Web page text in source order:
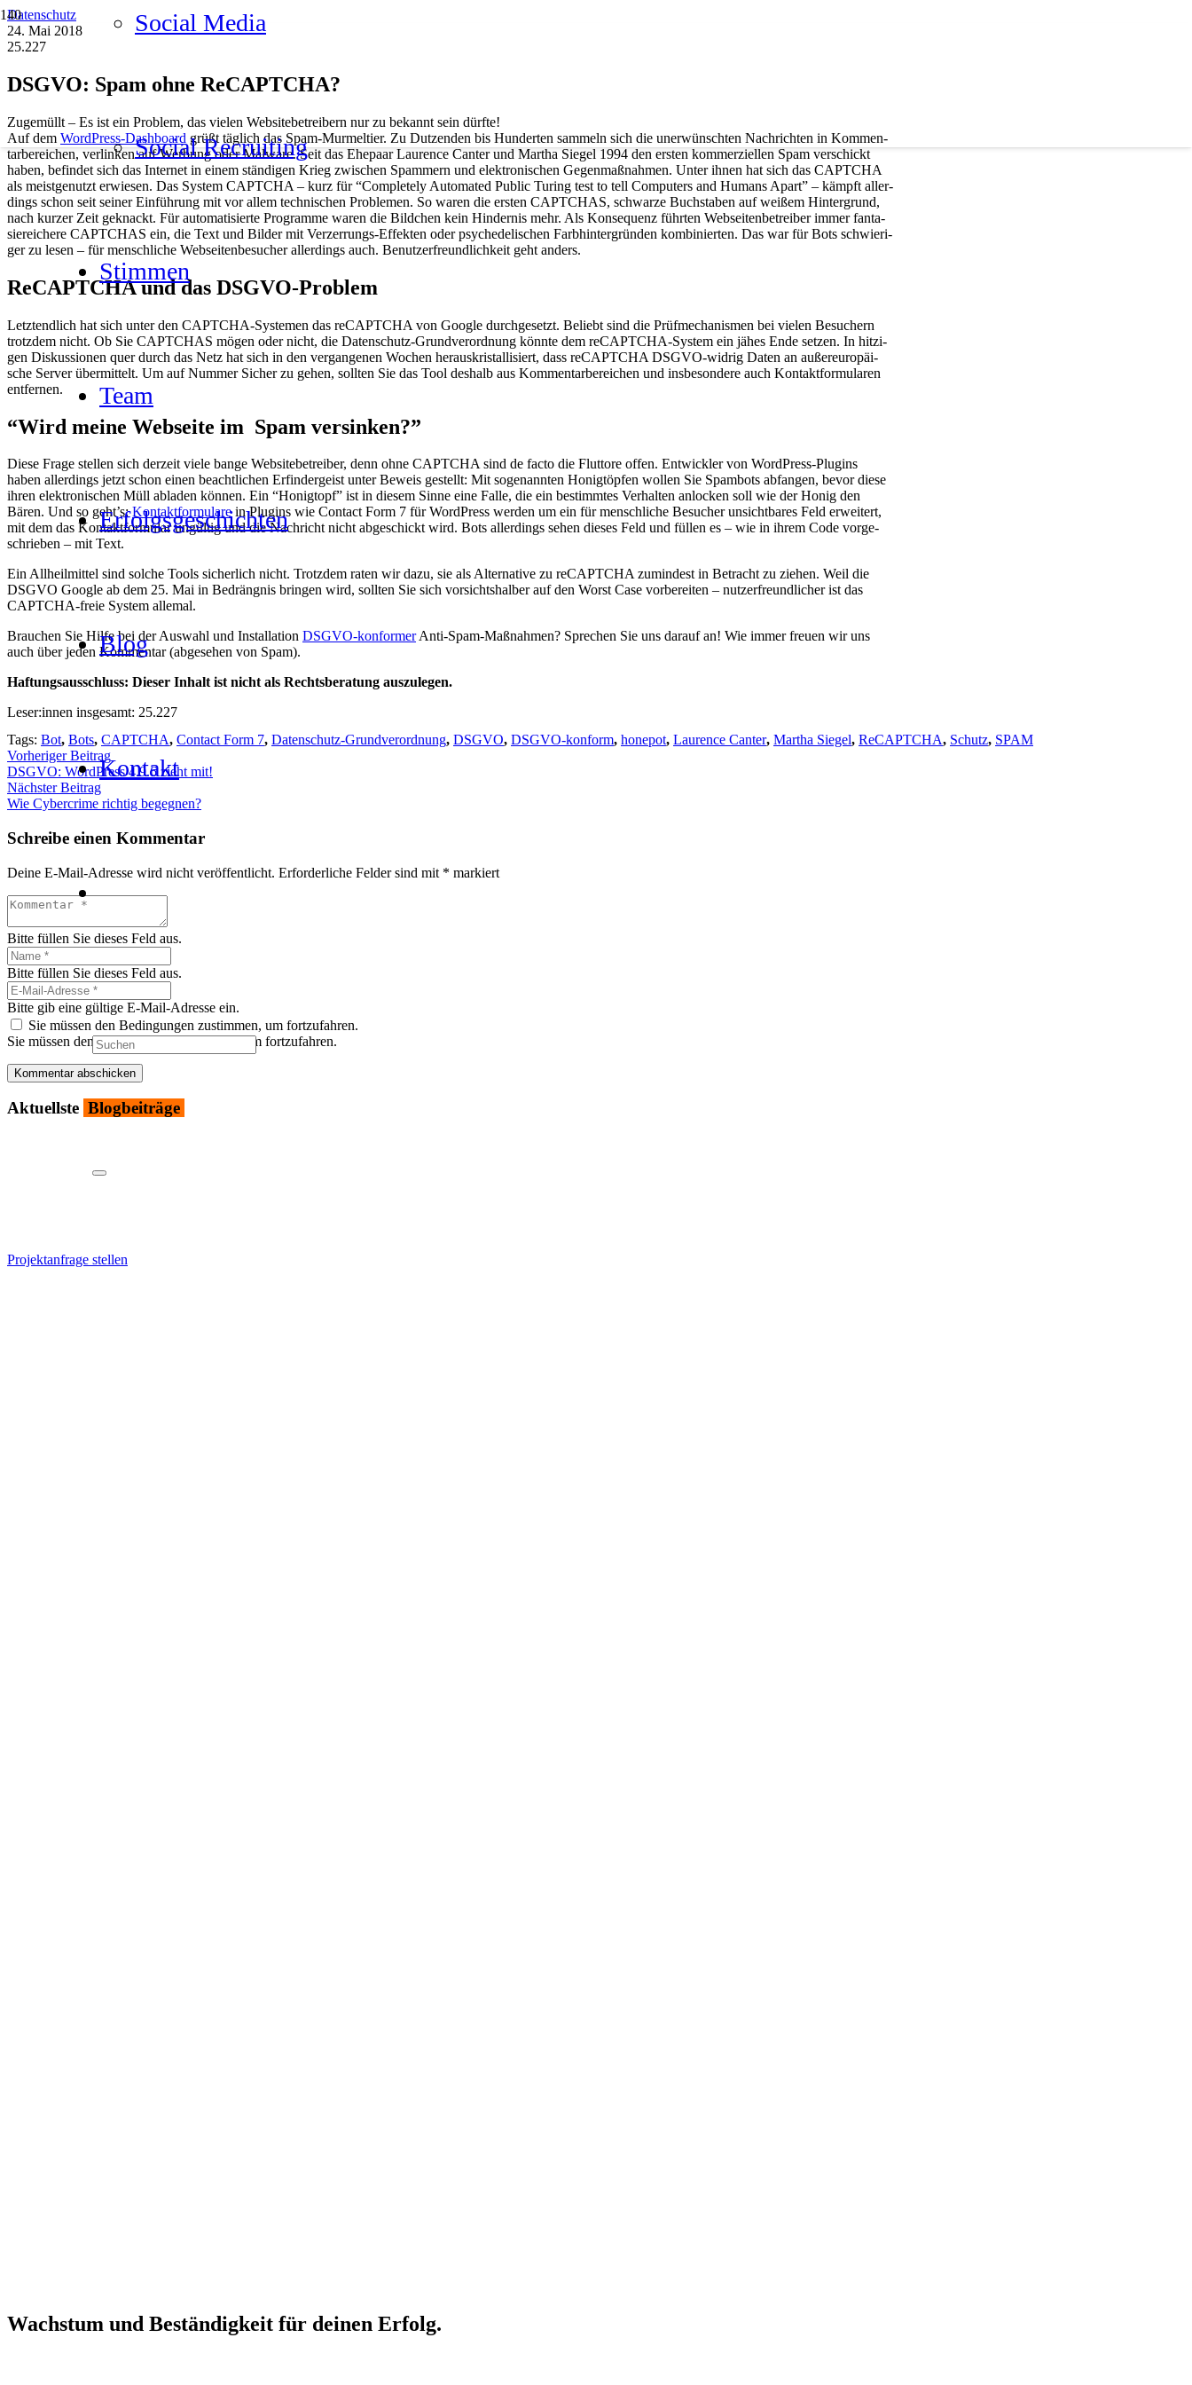
Social Media
Social Recrui­ting
Stim­men
Team
Erfolgs­ge­schich­ten
Blog
Kon­takt
Datenschutz
24. Mai 2018
25.227
DSGVO: Spam ohne ReCAPTCHA?
Zuge­müllt – Es ist ein Pro­blem, das vie­len Web­site­be­trei­bern nur zu bekannt sein dürf­te!
Auf dem Word­Press-Dash­board grüßt täg­lich das Spam-Mur­mel­tier. Zu Dut­zen­den bis Hun­der­ten sam­meln sich die uner­wünsch­ten Nach­rich­ten in Kom­men­
tar­be­rei­chen, ver­lin­ken auf Wer­bung oder Mal­wa­re. Seit das Ehe­paar Lau­rence Can­ter und Mar­tha Sie­gel 1994 den ers­ten kom­mer­zi­el­len Spam ver­schickt
haben, befin­det sich das Inter­net in einem stän­di­gen Krieg zwi­schen Spam­mern und elek­tro­ni­schen Gegen­maß­nah­men. Unter ihnen hat sich das CAPTCHA
als meist­ge­nutzt erwie­sen. Das Sys­tem CAPTCHA – kurz für “Com­ple­te­ly Auto­ma­ted Public Turing test to tell Com­pu­ters and Humans Apart” – kämpft aller­
dings schon seit sei­ner Ein­füh­rung mit vor allem tech­ni­schen Pro­ble­men. So waren die ers­ten CAPTCHAS, schwar­ze Buch­sta­ben auf wei­ßem Hin­ter­grund,
nach kur­zer Zeit geknackt. Für auto­ma­ti­sier­te Pro­gram­me waren die Bild­chen kein Hin­der­nis mehr. Als Kon­se­quenz führ­ten Web­sei­ten­be­trei­ber immer fan­ta­
sie­rei­che­re CAPTCHAS ein, die Text und Bil­der mit Ver­zer­rungs-Effek­ten oder psy­che­de­li­schen Farb­hin­ter­grün­den kom­bi­nier­ten. Das war für Bots schwie­ri­
ger zu lesen – für mensch­li­che Web­sei­ten­be­su­cher aller­dings auch. Benut­zer­freund­lich­keit geht anders.
ReCAPTCHA und das DSGVO-Pro­blem
Letzt­end­lich hat sich unter den CAPTCHA-Sys­te­men das reCAPTCHA von Goog­le durch­ge­setzt. Beliebt sind die Prüf­me­cha­nis­men bei vie­len Besu­chern
trotz­dem nicht. Ob Sie CAPTCHAS mögen oder nicht, die Daten­schutz-Grund­ver­ord­nung könn­te dem reCAPTCHA-Sys­tem ein jähes Ende set­zen. In hit­zi­
gen Dis­kus­sio­nen quer durch das Netz hat sich in den ver­gan­ge­nen Wochen her­aus­kris­tal­li­siert, dass reCAPTCHA DSGVO-wid­rig Daten an außer­eu­ro­päi­
sche Ser­ver über­mit­telt. Um auf Num­mer Sicher zu gehen, soll­ten Sie das Tool des­halb aus Kom­men­tar­be­rei­chen und ins­be­son­de­re auch Kon­takt­for­mu­la­ren
ent­fer­nen.
“Wird mei­ne Web­sei­te im Spam ver­sin­ken?”
Die­se Fra­ge stel­len sich der­zeit vie­le ban­ge Web­site­be­trei­ber, denn ohne CAPTCHA sind de fac­to die Flut­to­re offen. Ent­wick­ler von Word­Press-Plug­ins
haben aller­dings jetzt schon einen beacht­li­chen Erfin­der­geist unter Beweis gestellt: Mit soge­nann­ten Honig­töp­fen wol­len Sie Spam­bots abfan­gen, bevor die­se
ihren elek­tro­ni­schen Müll abla­den kön­nen. Ein “Honig­topf” ist in die­sem Sin­ne eine Fal­le, die ein bestimm­tes Ver­hal­ten anlo­cken soll wie der Honig den
Bären. Und so geht’s:Kon­takt­for­mu­la­rein Plug­ins wie Cont­act Form 7 für Word­Press wer­den um ein für mensch­li­che Besu­cher unsicht­ba­res Feld erwei­tert,
mit dem das Kon­takt­for­mu­lar ungül­tig und die Nach­richt nicht abge­schickt wird. Bots aller­dings sehen die­ses Feld und fül­len es – wie in ihrem Code vor­ge­
schrie­ben – mit Text.
Ein All­heil­mit­tel sind sol­che Tools sicher­lich nicht. Trotz­dem raten wir dazu, sie als Alter­na­ti­ve zu reCAPTCHA zumin­dest in Betracht zu zie­hen. Weil die
DSGVO Goog­le ab dem 25. Mai in Bedräng­nis brin­gen wird, soll­ten Sie sich vor­sichts­hal­ber auf den Worst Case vor­be­rei­ten – nut­zer­freund­li­cher ist das
CAPTCHA-freie Sys­tem alle­mal.
Brau­chen Sie Hil­fe bei der Aus­wahl und Instal­la­ti­on DSGVO-kon­for­merAnti-Spam-Maß­nah­men? Spre­chen Sie uns dar­auf an! Wie immer freu­en wir uns
auch über jeden Kom­men­tar (abge­se­hen von Spam).
Haf­tungs­aus­schluss: Die­ser Inhalt ist nicht als Rechts­be­ra­tung aus­zu­le­gen.
Leser:innen ins­ge­samt: 25.227
Tags: Bot, Bots, CAPTCHA, Contact Form 7, Datenschutz-Grundverordnung, DSGVO, DSGVO-konform, honepot, Laurence Canter, Martha Siegel, ReCAPTCHA, Schutz, SPAM
Vorheriger Beitrag
DSGVO: Word­Press 4.9.6 zieht mit!
Nächster Beitrag
Wie Cyber­crime rich­tig begeg­nen?
Schreibe einen Kommentar
Deine E-Mail-Adresse wird nicht veröffentlicht. Erforderliche Felder sind mit * markiert
Bitte füllen Sie dieses Feld aus.
Bitte füllen Sie dieses Feld aus.
Bitte gib eine gültige E-Mail-Adresse ein.
Sie müssen den Bedingungen zustimmen, um fortzufahren.
Sie müssen den Bedingungen zustimmen, um fortzufahren.
Kommentar abschicken
Aktu­ells­te Blog­bei­trä­ge
Projektanfrage stellen
Wachs­tum und Bestän­dig­keit für dei­nen Erfolg.